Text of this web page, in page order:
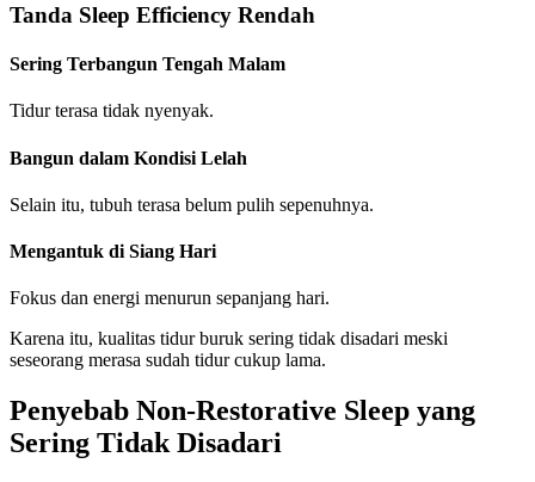
Tanda Sleep Efficiency Rendah
Sering Terbangun Tengah Malam
Tidur terasa tidak nyenyak.
Bangun dalam Kondisi Lelah
Selain itu, tubuh terasa belum pulih sepenuhnya.
Mengantuk di Siang Hari
Fokus dan energi menurun sepanjang hari.
Karena itu, kualitas tidur buruk sering tidak disadari meski
seseorang merasa sudah tidur cukup lama.
Penyebab Non-Restorative Sleep yang
Sering Tidak Disadari